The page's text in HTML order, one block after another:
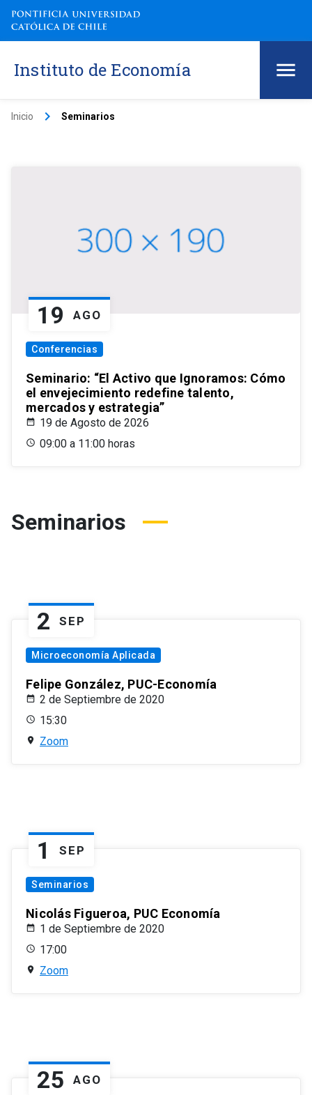
Instituto de Economía
Inicio keyboard_arrow_right Seminarios
19 AGO
Conferencias
Seminario: “El Activo que Ignoramos: Cómo
el envejecimiento redefine talento,
mercados y estrategia”
19 de Agosto de 2026
09:00 a 11:00 horas
Seminarios
2 SEP
Microeconomía Aplicada
Felipe González, PUC-Economía
2 de Septiembre de 2020
15:30
Zoom
1 SEP
Seminarios
Nicolás Figueroa, PUC Economía
1 de Septiembre de 2020
17:00
Zoom
25 AGO